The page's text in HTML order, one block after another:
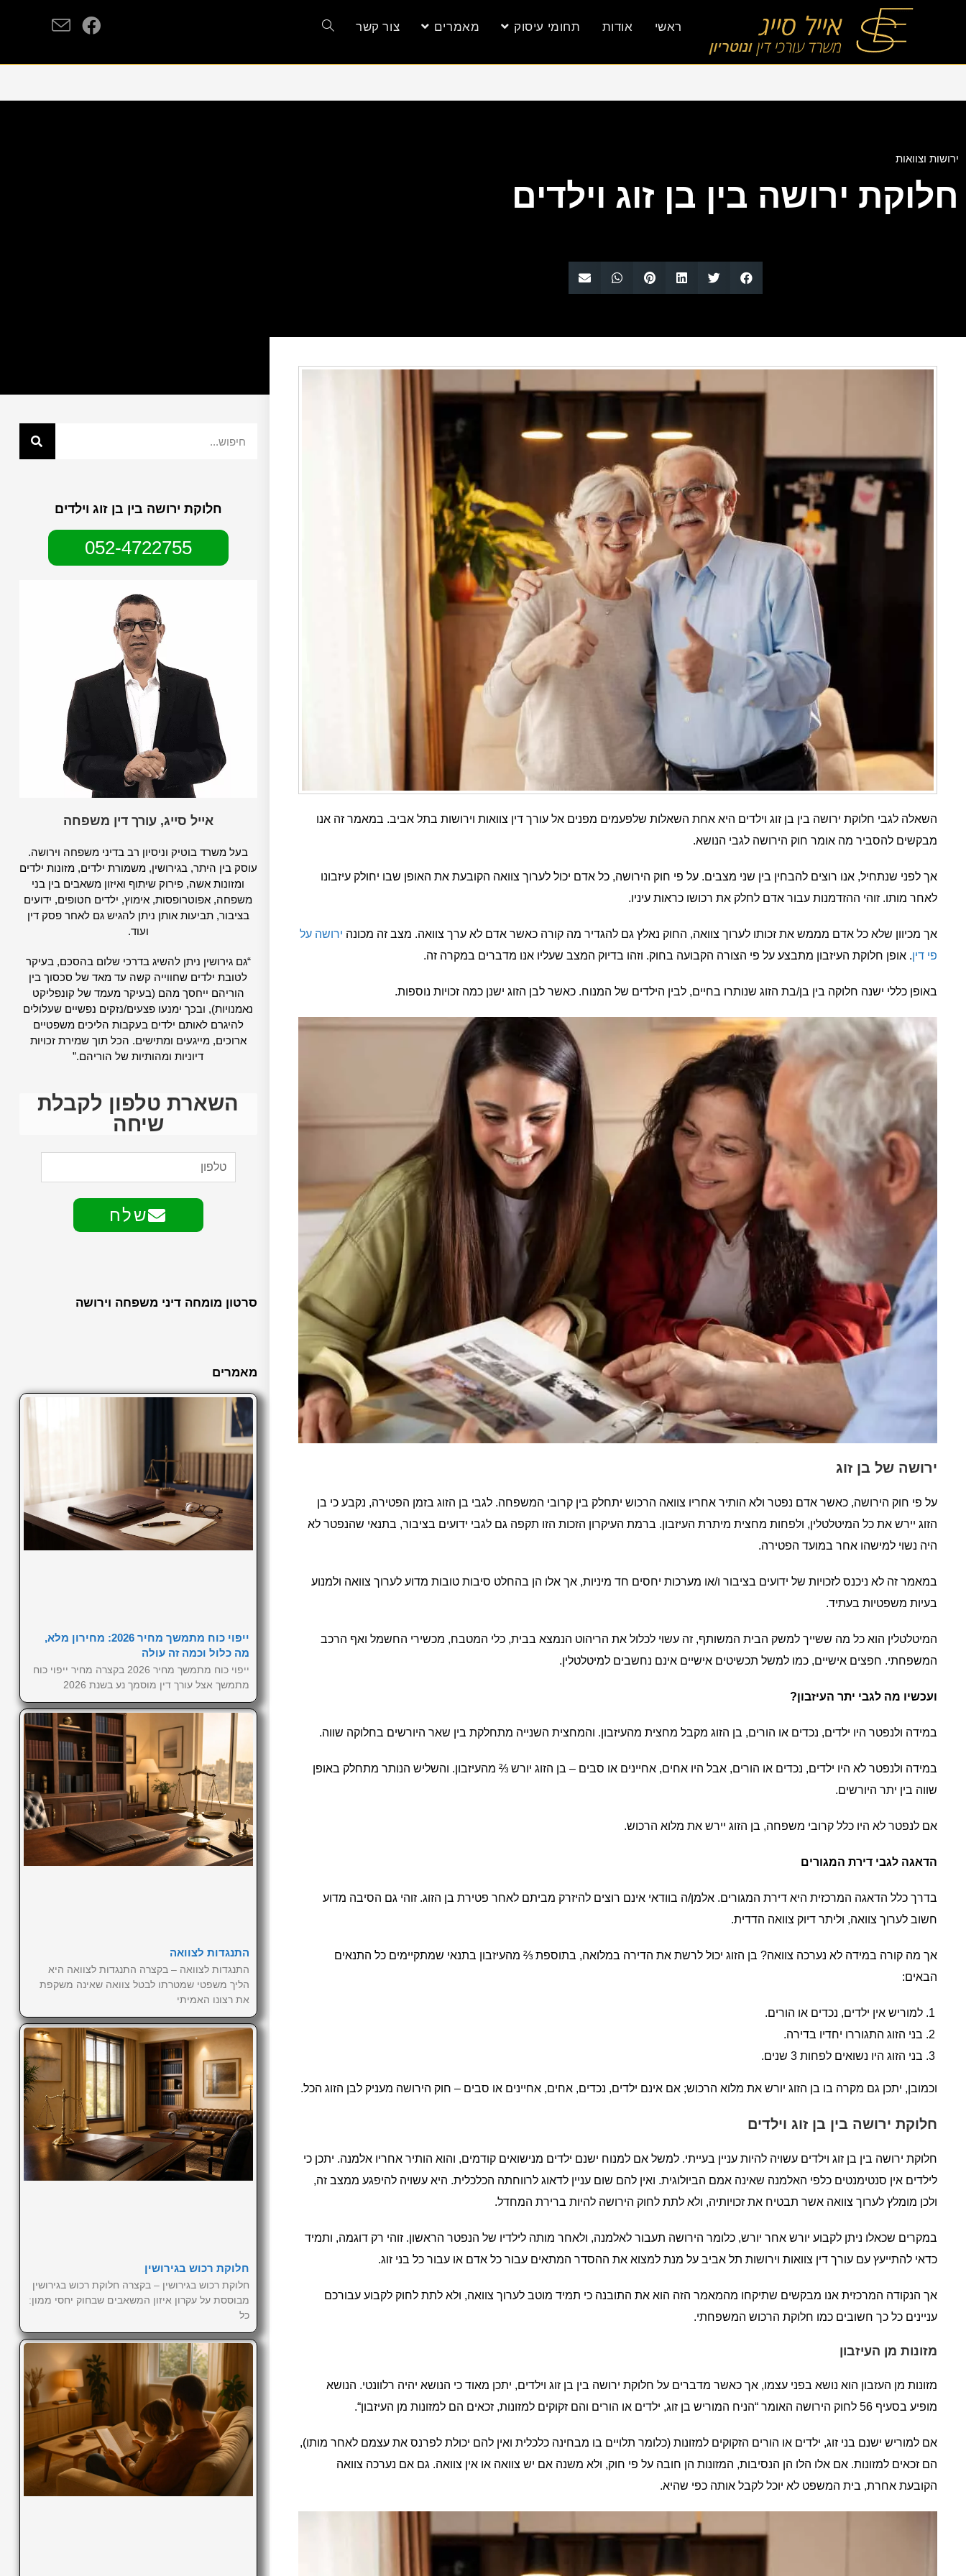
ראשי אודות תחומי עיסוק מאמרים צור קשר
ירושות וצוואות
חלוקת ירושה בין בן זוג וילדים
השאלה לגבי חלוקת ירושה בין בן זוג וילדים היא אחת השאלות שלפעמים מפנים אל עורך דין צוואות וירושות בתל אביב. במאמר זה אנו
מבקשים להסביר מה אומר חוק הירושה לגבי הנושא.
אך לפני שנתחיל, אנו רוצים להבחין בין שני מצבים. על פי חוק הירושה, כל אדם יכול לערוך צוואה הקובעת את האופן שבו יחולק עיזבונו
לאחר מותו. זוהי ההזדמנות עבור אדם לחלק את רכושו כראות עיניו.
אך מכיוון שלא כל אדם מממש את זכותו לערוך צוואה, החוק נאלץ גם להגדיר מה קורה כאשר אדם לא ערך צוואה. מצב זה מכונה ירושה על
פי דין. אופן חלוקת העיזבון מתבצע על פי הצורה הקבועה בחוק. וזהו בדיוק המצב שעליו אנו מדברים במקרה זה.
באופן כללי ישנה חלוקה בין בן/בת הזוג שנותרו בחיים, לבין הילדים של המנוח. כאשר לבן הזוג ישנן כמה זכויות נוספות.
ירושה של בן זוג
על פי חוק הירושה, כאשר אדם נפטר ולא הותיר אחריו צוואה הרכוש יתחלק בין קרובי המשפחה. לגבי בן הזוג בזמן הפטירה, נקבע כי בן
הזוג יירש את כל המיטלטלין, ולפחות מחצית מיתרת העיזבון. ברמת העיקרון הזכות הזו תקפה גם לגבי ידועים בציבור, בתנאי שהנפטר לא
היה נשוי למישהו אחר במועד הפטירה.
במאמר זה לא ניכנס לזכויות של ידועים בציבור ו/או מערכות יחסים חד מיניות, אך אלו הן בהחלט סיבות טובות מדוע לערוך צוואה ולמנוע
בעיות משפטיות בעתיד.
המיטלטלין הוא כל מה ששייך למשק הבית המשותף, זה עשוי לכלול את הריהוט הנמצא בבית, כלי המטבח, מכשירי החשמל ואף הרכב
המשפחתי. חפצים אישיים, כמו למשל תכשיטים אישיים אינם נחשבים למיטלטלין.
ועכשיו מה לגבי יתר העיזבון?
במידה ולנפטר היו ילדים, נכדים או הורים, בן הזוג מקבל מחצית מהעיזבון. והמחצית השנייה מתחלקת בין שאר היורשים בחלוקה שווה.
במידה ולנפטר לא היו ילדים, נכדים או הורים, אבל היו אחים, אחיינים או סבים – בן הזוג יורש ⅔ מהעיזבון. והשליש הנותר מתחלק באופן
שווה בין יתר היורשים.
אם לנפטר לא היו כלל קרובי משפחה, בן הזוג יירש את מלוא הרכוש.
הדאגה לגבי דירת המגורים
בדרך כלל הדאגה המרכזית היא דירת המגורים. אלמן/ה בוודאי אינם רוצים להיזרק מביתם לאחר פטירת בן הזוג. זוהי גם הסיבה מדוע
חשוב לערוך צוואה, וליתר דיוק צוואה הדדית.
אך מה קורה במידה לא נערכה צוואה? בן הזוג יכול לרשת את הדירה במלואה, בתוספת ⅔ מהעיזבון בתנאי שמתקיימים כל התנאים
הבאים:
למוריש אין ילדים, נכדים או הורים.
בני הזוג התגוררו יחדיו בדירה.
בני הזוג היו נשואים לפחות 3 שנים.
וכמובן, יתכן גם מקרה בו בן הזוג יורש את מלוא הרכוש; אם אינם ילדים, נכדים, אחים, אחיינים או סבים – חוק הירושה מעניק לבן הזוג הכל.
חלוקת ירושה בין בן זוג וילדים
חלוקת ירושה בין בן זוג וילדים עשויה להיות עניין בעייתי. למשל אם למנוח ישנם ילדים מנישואים קודמים, והוא הותיר אחריו אלמנה. יתכן כי
לילדים אין סנטימנטים כלפי האלמנה שאינה אמם הביולוגית. ואין להם שום עניין לדאוג לרווחתה הכלכלית. היא עשויה להיפגע ממצב זה,
ולכן מומלץ לערוך צוואה אשר תבטיח את זכויותיה, ולא לתת לחוק הירושה להיות ברירת המחדל.
במקרים שכאלו ניתן לקבוע יורש אחר יורש, כלומר הירושה תעבור לאלמנה, ולאחר מותה לילדיו של הנפטר הראשון. זוהי רק דוגמה, ותמיד
כדאי להתייעץ עם עורך דין צוואות וירושות תל אביב על מנת למצוא את ההסדר המתאים עבור כל אדם או עבור כל בני זוג.
אך הנקודה המרכזית אנו מבקשים שתיקחו מהמאמר הזה הוא את התובנה כי תמיד מוטב לערוך צוואה, ולא לתת לחוק לקבוע עבורכם
עניינים כל כך חשובים כמו חלוקת הרכוש המשפחתי.
מזונות מן העיזבון
מזונות מן העזבון הוא נושא בפני עצמו, אך כאשר מדברים על חלוקת ירושה בין בן זוג וילדים, יתכן מאוד כי הנושא יהיה רלוונטי. הנושא
מופיע בסעיף 56 לחוק הירושה האומר “הניח המוריש בן זוג, ילדים או הורים והם זקוקים למזונות, זכאים הם למזונות מן העיזבון“.
אם למוריש ישנם בני זוג, ילדים או הורים הזקוקים למזונות (כלומר תלויים בו מבחינה כלכלית ואין להם יכולת לפרנס את עצמם לאחר מותו),
הם זכאים למזונות. אם אלו הלו הן הנסיבות, המזונות הן חובה על פי חוק, ולא משנה אם יש צוואה או אין צוואה. גם אם נערכה צוואה
הקובעת אחרת, בית המשפט לא יוכל לקבל אותה כפי שהיא.
חלוקת ירושה בין בן זוג וילדים
052-4722755
אייל סייג, עורך דין משפחה
בעל משרד בוטיק וניסיון רב בדיני משפחה וירושה.
עוסק בין היתר, בגירושין, משמורת ילדים, מזונות ילדים
ומזונות אשה, פירוק שיתוף ואיזון משאבים בין בני
משפחה, אפוטרופסות, אימוץ, ילדים חטופים, ידועים
בציבור, תביעות אותן ניתן להגיש גם לאחר פסק דין
ועוד.
“גם גירושין ניתן להשיג בדרכי שלום בהסכם, בעיקר
לטובת ילדים שחווייה קשה עד מאד של סכסוך בין
הוריהם ייחסך מהם (בעיקר מעמד של קונפליקט
נאמנויות), ובכך ימנעו פצעים/נזקים נפשיים שעלולים
להיגרם לאותם ילדים בעקבות הליכים משפטיים
ארוכים, מייגעים ומתישים. הכל תוך שמירת זכויות
דיוניות ומהותיות של הוריהם.”
השארת טלפון לקבלת
שיחה
שלח
סרטון מומחה דיני משפחה וירושה
מאמרים
ייפוי כוח מתמשך מחיר 2026: מחירון מלא,
מה כלול וכמה זה עולה
ייפוי כוח מתמשך מחיר 2026 בקצרה מחיר ייפוי כוח
מתמשך אצל עורך דין מוסמך נע בשנת 2026
התנגדות לצוואה
התנגדות לצוואה – בקצרה התנגדות לצוואה היא
הליך משפטי שמטרתו לבטל צוואה שאינה משקפת
את רצונו האמיתי
חלוקת רכוש בגירושין
חלוקת רכוש בגירושין – בקצרה חלוקת רכוש בגירושין
מבוססת על עקרון איזון המשאבים שבחוק יחסי ממון:
כל